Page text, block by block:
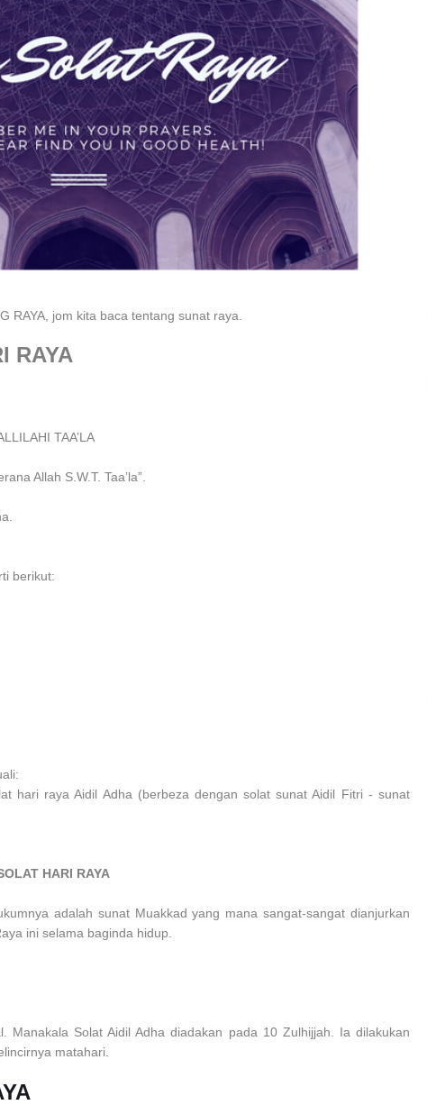
RAYA, jom kita baca tentang sunat raya.
RAYA
TAA’LA
Allah S.W.T. Taa’la”.
berikut:
hari raya Aidil Adha (berbeza dengan solat sunat Aidil Fitri - sunat
HARI RAYA
adalah sunat Muakkad yang mana sangat-sangat dianjurkan
ini selama baginda hidup.
Manakala Solat Aidil Adha diadakan pada 10 Zulhijjah. Ia dilakukan
matahari.